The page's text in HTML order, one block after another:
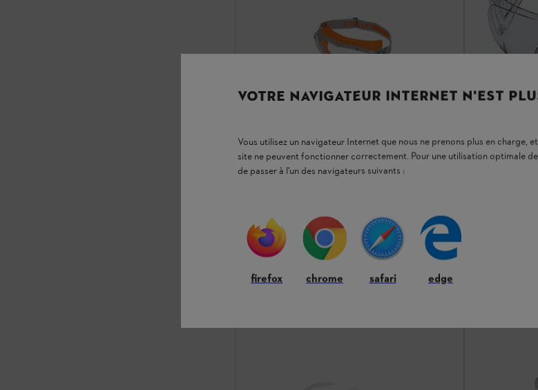
Lunettes de protection Ultrasonic -
claires
Lunettes intégrales, également pour ceux qui
portent des lunettes
30,90 €
Comparer
Lunettes
VOTRE NAVIGATEUR INTERNET N'EST
Vous utilisez un navigateur Internet que nous ne prenons plus en charge,
site ne peuvent fonctionner correctement. Pour une utilisation optimale
de passer à l'un des navigateurs suivants :
firefox chrome safari edge